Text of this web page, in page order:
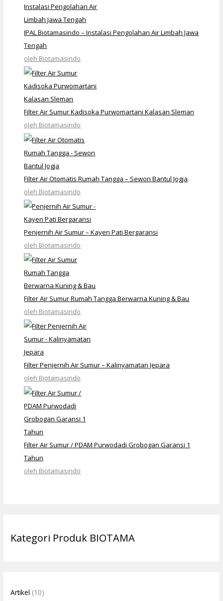
IPAL Biotamasindo – Instalasi Pengolahan Air Limbah Jawa
Tengah
oleh Biotamasindo
Filter Air Sumur Kadisoka Purwomartani Kalasan Sleman
oleh Biotamasindo
Filter Air Otomatis Rumah Tangga – Sewon Bantul Jogja
oleh Biotamasindo
Penjernih Air Sumur – Kayen Pati Bergaransi
oleh Biotamasindo
Filter Air Sumur Rumah Tangga Berwarna Kuning & Bau
oleh Biotamasindo
Filter Penjernih Air Sumur – Kalinyamatan Jepara
oleh Biotamasindo
Filter Air Sumur / PDAM Purwodadi Grobogan Garansi 1
Tahun
oleh Biotamasindo
Kategori Produk BIOTAMA
Artikel (10)